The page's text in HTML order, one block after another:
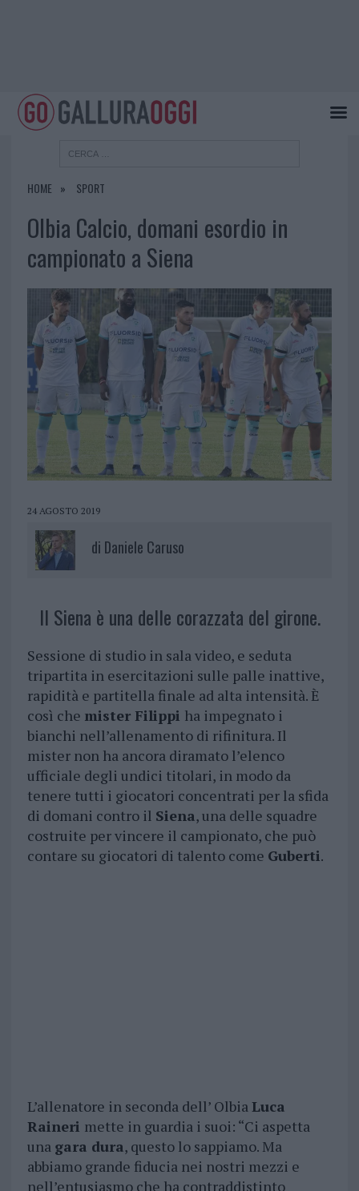
HOME SPORT
Olbia Calcio, domani esordio in
campionato a Siena
24 AGOSTO 2019
di Daniele Caruso
Il Siena è una delle corazzata del girone.
Sessione di studio in sala video, e seduta
tripartita in esercitazioni sulle palle inattive,
rapidità e partitella finale ad alta intensità. È
così che mister Filippi ha impegnato i
bianchi nell’allenamento di rifinitura. Il
mister non ha ancora diramato l’elenco
ufficiale degli undici titolari, in modo da
tenere tutti i giocatori concentrati per la sfida
di domani contro il Siena, una delle squadre
costruite per vincere il campionato, che può
contare su giocatori di talento come Guberti.
L’allenatore in seconda dell’ OlbiaLuca
Raineri mette in guardia i suoi: “Ci aspetta
una gara dura, questo lo sappiamo. Ma
abbiamo grande fiducia nei nostri mezzi e
nell’entusiasmo che ha contraddistinto